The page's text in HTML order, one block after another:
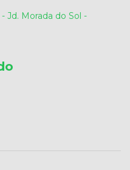
Jd. Morada do Sol -